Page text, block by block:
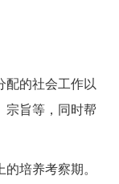
配的社会工作以
宗旨等，同时帮
培养考察期。